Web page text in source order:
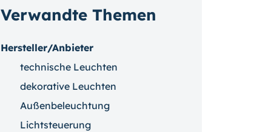
Verwandte Themen
Hersteller/Anbieter
technische Leuchten
dekorative Leuchten
Außenbeleuchtung
Lichtsteuerung